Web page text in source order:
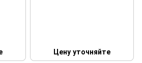
Цену уточняйте